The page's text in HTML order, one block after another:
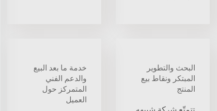
البحث والتطوير
المبتكر ونقاط بيع
المنتج
خدمة ما بعد البيع
والدعم الفني
المتمركز حول
العميل